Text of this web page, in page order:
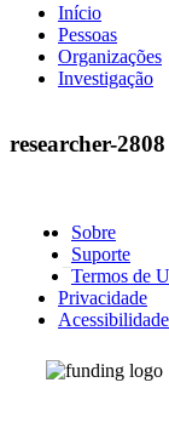
Início
Pessoas
Organizações
Investigação
researcher-2808
Sobre
Suporte
Termos de
Privacidade
Acessibilidade